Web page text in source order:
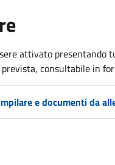
attivato presentando
consultabile in
e documenti da